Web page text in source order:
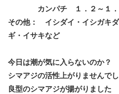
カンパチ １．２～１．
その他： イシダイ・イシガキ
ギ・イサキなど
今日は潮が気に入らないのか？
シマアジの活性上がりませんで
良型のシマアジが揚がりました